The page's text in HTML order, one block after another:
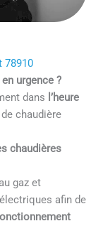
78910
urgence ?
dans l’heure
chaudière
chaudières
gaz et
afin de